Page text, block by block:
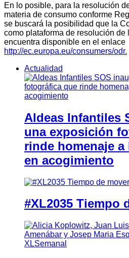
En lo posible, para la resolución
materia de consumo conforme
se buscará la posibilidad que la
como plataforma de resolución
encuentra disponible en el enlace
http://ec.europa.eu/consumers/odr.
Actualidad
Aldeas Infantiles
una exposición
rinde homenaje
en acogimiento
#XL2035 Tiempo